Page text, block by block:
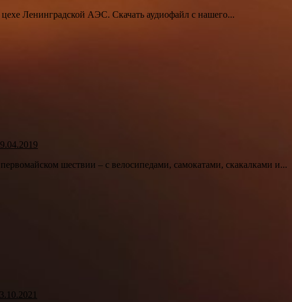
цехе Ленинградской АЭС. Скачать аудиофайл с нашего...
шествии – с велосипедами, самокатами, скакалками и...